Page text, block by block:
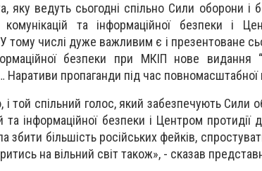
яку ведуть сьогодні спільно Сили оборони і
та інформаційної безпеки і
тому числі дуже важливим є і презентоване
безпеки при МКІП нове видання
Наративи пропаганди під час повномасштабної
той спільний голос, який забезпечують Сили
та інформаційної безпеки і Центром протидії
збити більшість російських фейків,
на вільний світ також», - сказав